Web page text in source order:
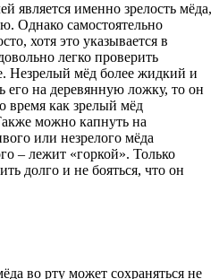
является именно зрелость мёда,
Однако самостоятельно
хотя это указывается в
легко проверить
Незрелый мёд более жидкий и
его на деревянную ложку, то он
время как зрелый мёд
можно капнуть на
или незрелого мёда
– лежит «горкой». Только
долго и не бояться, что он
во рту может сохраняться не